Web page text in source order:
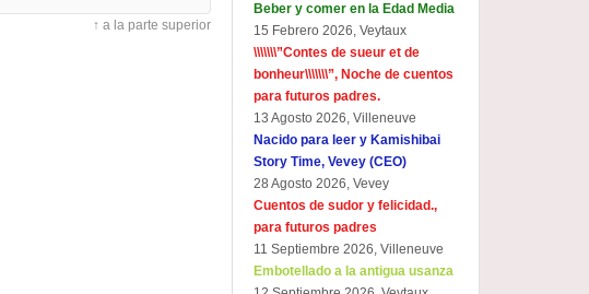
↑ a la parte superior
Beber y comer en la Edad Media
15 Febrero 2026, Veytaux
\\\\\\\”Contes de sueur et de
bonheur\\\\\\\”, Noche de cuentos
para futuros padres.
13 Agosto 2026, Villeneuve
Nacido para leer y Kamishibai
Story Time, Vevey (CEO)
28 Agosto 2026, Vevey
Cuentos de sudor y felicidad.,
para futuros padres
11 Septiembre 2026, Villeneuve
Embotellado a la antigua usanza